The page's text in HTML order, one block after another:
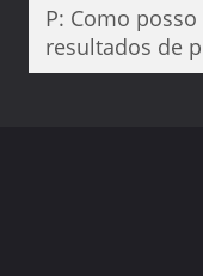
P: Como
resultados de